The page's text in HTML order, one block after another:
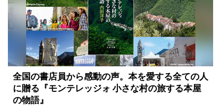
全国の書店員から感動の声。本を愛する全ての人
に贈る『モンテレッジォ 小さな村の旅する本屋
の物語』